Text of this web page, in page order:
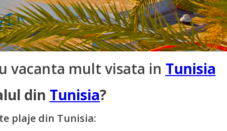
vacanta mult visata in Tunisia
din Tunisia?
plaje din Tunisia: